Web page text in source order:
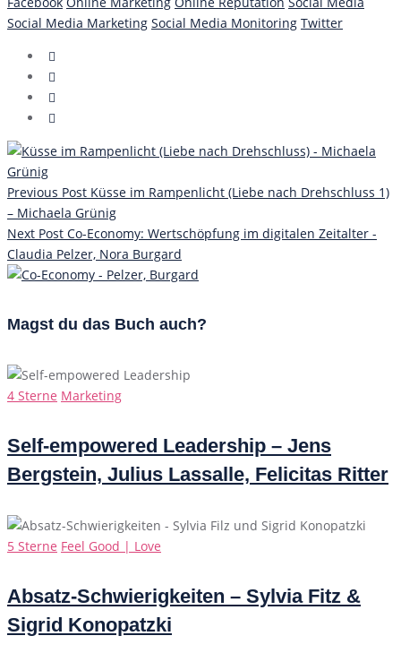
Social Media Marketing Social Media Monitoring Twitter
Previous Post Küsse im Rampenlicht (Liebe nach Drehschluss 1)
– Michaela Grünig
Next Post Co-Economy: Wertschöpfung im digitalen Zeitalter -
Claudia Pelzer, Nora Burgard
Magst du das Buch auch?
Categories
4 Sterne Marketing
Self-empowered Leadership – Jens
Bergstein, Julius Lassalle, Felicitas Ritter
Categories
5 Sterne Feel Good | Love
Absatz-Schwierigkeiten – Sylvia Fitz &
Sigrid Konopatzki